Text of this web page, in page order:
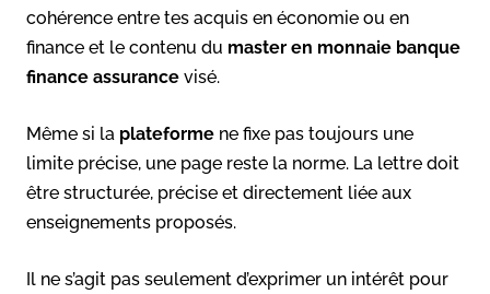
cohérence entre tes acquis en économie ou en
finance et le contenu du master en monnaie banque
finance assurance visé.
Même si la plateforme ne fixe pas toujours une
limite précise, une page reste la norme. La lettre doit
être structurée, précise et directement liée aux
enseignements proposés.
Il ne s’agit pas seulement d’exprimer un intérêt pour